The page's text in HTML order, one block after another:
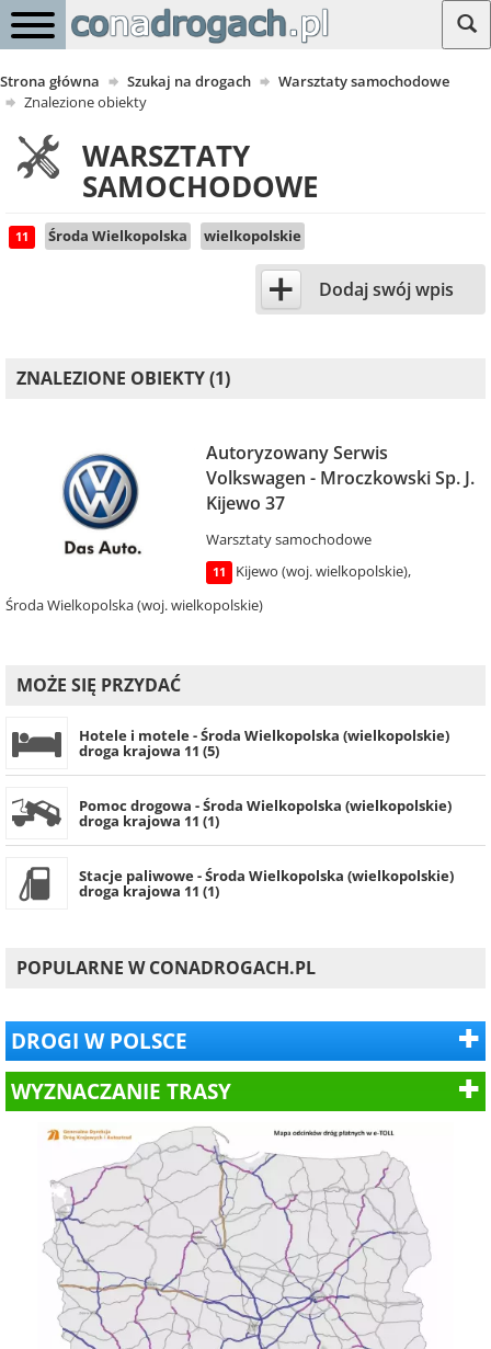
Strona główna Szukaj na drogach
Warsztaty samochodowe
Znalezione obiekty
WARSZTATY
SAMOCHODOWE
11 Środa Wielkopolska wielkopolskie
+ Dodaj swój wpis
ZNALEZIONE OBIEKTY (1)
Autoryzowany Serwis
Volkswagen - Mroczkowski Sp. J.
Kijewo 37
Warsztaty samochodowe
11 Kijewo (woj. wielkopolskie),
Środa Wielkopolska (woj. wielkopolskie)
MOŻE SIĘ PRZYDAĆ
Hotele i motele - Środa Wielkopolska (wielkopolskie)
droga krajowa 11 (5)
Pomoc drogowa - Środa Wielkopolska (wielkopolskie)
droga krajowa 11 (1)
Stacje paliwowe - Środa Wielkopolska (wielkopolskie)
droga krajowa 11 (1)
POPULARNE W CONADROGACH.PL
DROGI W POLSCE
WYZNACZANIE TRASY